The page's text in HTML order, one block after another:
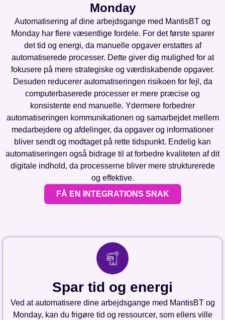
Monday
Automatisering af dine arbejdsgange med MantisBT og
Monday har flere væsentlige fordele. For det første sparer
det tid og energi, da manuelle opgaver erstattes af
automatiserede processer. Dette giver dig mulighed for at
fokusere på mere strategiske og værdiskabende opgaver.
Desuden reducerer automatiseringen risikoen for fejl, da
computerbaserede processer er mere præcise og
konsistente end manuelle. Ydermere forbedrer
automatiseringen kommunikationen og samarbejdet mellem
medarbejdere og afdelinger, da opgaver og informationer
bliver sendt og modtaget på rette tidspunkt. Endelig kan
automatiseringen også bidrage til at forbedre kvaliteten af dit
digitale indhold, da processerne bliver mere strukturerede
og effektive.
FÅ EN INTEGRATIONS SNAK
Spar tid og energi
Ved at automatisere dine arbejdsgange med MantisBT og
Monday, kan du frigøre tid og ressourcer, som ellers ville